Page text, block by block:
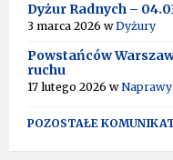
Dyżur Radnych –
3 marca 2026 wDyżury
Powstańców
ruchu
17 lutego 2026 w
POZOSTAŁE